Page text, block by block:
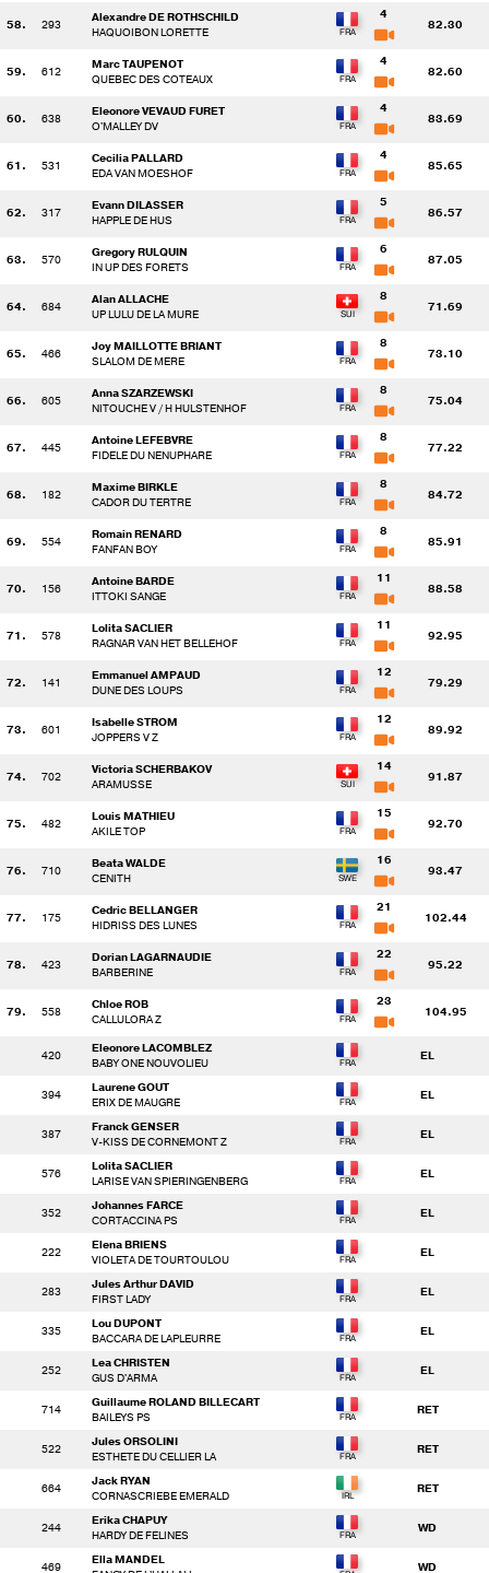
58. 293
Alexandre DE ROTHSCHILD
HAQUOIBON LORETTE
4
82.30
59. 612
Marc TAUPENOT
QUEBEC DES COTEAUX
4
82.60
60. 638
Eleonore VEVAUD FURET
O'MALLEY DV
4
83.69
61. 531
Cecilia PALLARD
EDA VAN MOESHOF
4
85.65
62. 317
Evann DILASSER
HAPPLE DE HUS
5
86.57
63. 570
Gregory RULQUIN
IN UP DES FORETS
6
87.05
64. 684
Alan ALLACHE
UP LULU DE LA MURE
8
71.69
65. 466
Joy MAILLOTTE BRIANT
SLALOM DE MERE
8
73.10
66. 605
Anna SZARZEWSKI
NITOUCHE V / H HULSTENHOF
8
75.04
67. 445
Antoine LEFEBVRE
FIDELE DU NENUPHARE
8
77.22
68. 182
Maxime BIRKLE
CADOR DU TERTRE
8
84.72
69. 554
Romain RENARD
FANFAN BOY
8
85.91
70. 156
Antoine BARDE
ITTOKI SANGE
11
88.58
71. 578
Lolita SACLIER
RAGNAR VAN HET BELLEHOF
11
92.95
72. 141
Emmanuel AMPAUD
DUNE DES LOUPS
12
79.29
73. 601
Isabelle STROM
JOPPERS V Z
12
89.92
74. 702
Victoria SCHERBAKOV
ARAMUSSE
14
91.87
75. 482
Louis MATHIEU
AKILE TOP
15
92.70
76. 710
Beata WALDE
CENITH
16
93.47
77. 175
Cedric BELLANGER
HIDRISS DES LUNES
21
102.44
78. 423
Dorian LAGARNAUDIE
BARBERINE
22
95.22
79. 558
Chloe ROB
CALLULORA Z
23
104.95
420
Eleonore LACOMBLEZ
BABY ONE NOUVOLIEU
EL
394
Laurene GOUT
ERIX DE MAUGRE
EL
387
Franck GENSER
V-KISS DE CORNEMONT Z
EL
576
Lolita SACLIER
LARISE VAN SPIERINGENBERG
EL
352
Johannes FARCE
CORTACCINA PS
EL
222
Elena BRIENS
VIOLETA DE TOURTOULOU
EL
283
Jules Arthur DAVID
FIRST LADY
EL
335
Lou DUPONT
BACCARA DE LAPLEURRE
EL
252
Lea CHRISTEN
GUS D'ARMA
EL
714
Guillaume ROLAND BILLECART
BAILEYS PS
RET
522
Jules ORSOLINI
ESTHETE DU CELLIER LA
RET
664
Jack RYAN
CORNASCRIEBE EMERALD
RET
244
Erika CHAPUY
HARDY DE FELINES
WD
469
Ella MANDEL
WD